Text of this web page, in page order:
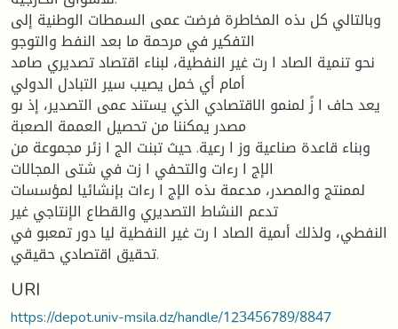
وبالتالي كل ىذه المخاطرة فرضت عمى السمطات الوطنية إلى
التفكير في مرحمة ما بعد النفط والتوجو
نحو تنمية الصاد ا رت غير النفطية، لبناء اقتصاد تصديري صامد
أمام أي خمل يصيب سير التبادل الدولي
يعد حاف ا زً لمنمو الاقتصادي الذي يستند عمى التصدير، إذ ىو
مصدر يمكننا من تحصيل العممة الصعبة
وبناء قاعدة صناعية وز ا رعية. حيث تبنت الج ا زئر مجموعة من
الإج ا رءات والتحفي ا زت في شتى المجالات
لممنتج والمصدر، مدعمة ىذه الإج ا رءات بإنشائيا لمؤسسات
تدعم النشاط التصديري والقطاع الإنتاجي غير
النفطي، ولذلك أىمية الصاد ا رت غير النفطية ليا دور تمعبو في
تحقيق اقتصادي حقيقي.
URI
https://depot.univ-msila.dz/handle/123456789/8847